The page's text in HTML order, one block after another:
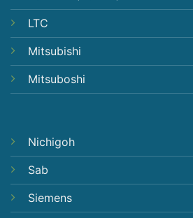
LTC
Mitsubishi
Mitsuboshi
Nichigoh
Sab
Siemens